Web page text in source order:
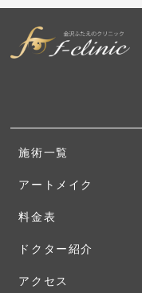
施術一覧
アートメイク
料金表
ドクター紹介
アクセス